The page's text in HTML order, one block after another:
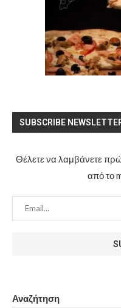
Αναζήτηση
SUBSCRIBE
Θέλετε να λαμβάνετε
από το